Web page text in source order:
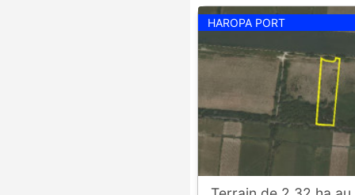
HAROPA PORT